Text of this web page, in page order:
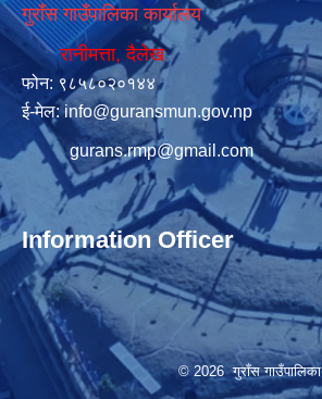
गुराँस गाउँपालिका कार्यालय
रानीमत्ता, दैलेख
फोन: ९८५८०२०१४४
ई-मेल:info@guransmun.gov.np
gurans.rmp@gmail.com
Information Officer
© 2026 गुराँस गाउँपालिका